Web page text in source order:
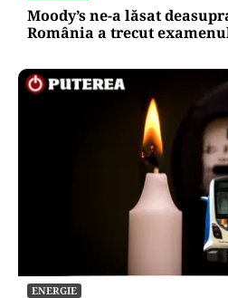
Moody’s ne-a lăsat
România a trecut
ENERGIE